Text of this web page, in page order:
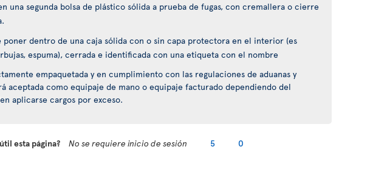
una segunda bolsa de plástico sólida a prueba de fugas, con cremallera o cierre
poner dentro de una caja sólida con o sin capa protectora en el interior (es
espuma), cerrada e identificada con una etiqueta con el nombre
empaquetada y en cumplimiento con las regulaciones de aduanas y
aceptada como equipaje de mano o equipaje facturado dependiendo del
aplicarse cargos por exceso.
esta página? No se requiere inicio de sesión 5 0